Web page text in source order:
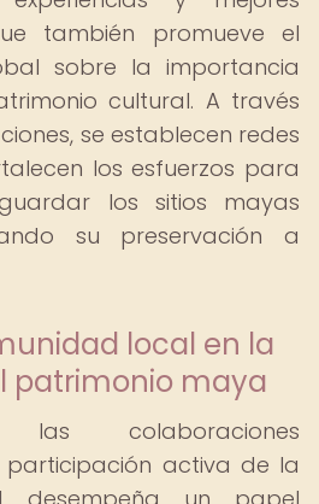
también promueve el
sobre la importancia
cultural. A través
se establecen redes
los esfuerzos para
los sitios mayas
su preservación a
local en la
patrimonio maya
colaboraciones
participación activa de la